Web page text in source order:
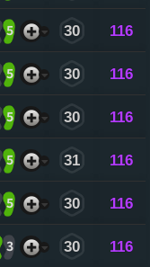
5 30 116
5 30 116
5 30 116
5 31 116
5 30 116
3 30 116